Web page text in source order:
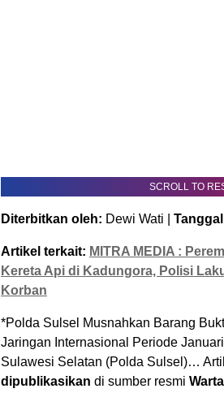
SCROLL TO
Diterbitkan oleh: Dewi Wati |
Artikel terkait: MITRA MEDIA :
Kereta Api di Kadungora, Polisi
Korban
*Polda Sulsel Musnahkan Barang
Jaringan Internasional Periode
Sulawesi Selatan (Polda Sulsel)…
dipublikasikan di sumber resmi